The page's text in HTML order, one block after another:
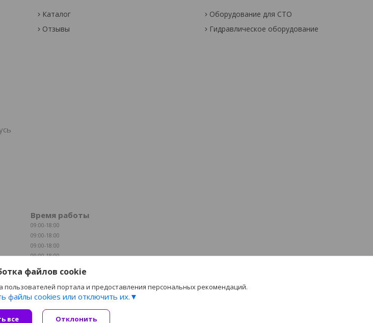
Каталог
Отзывы
Оборудование для СТО
Гидравлическое оборудование
Время работы
09:00-18:00
09:00-18:00
09:00-18:00
09:00-18:00
09:00-16:00
Выходной
на платформе Deal.by
файлов cookie
портала и предоставления персональных рекомендаций.
файлы cookies или отключить их.
все Отклонить